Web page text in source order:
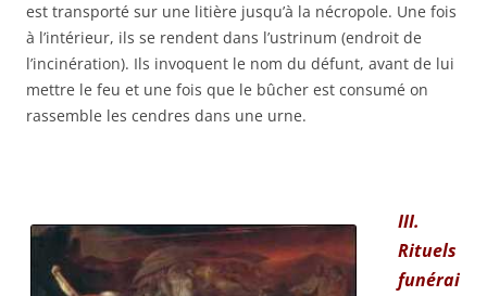
est transporté sur une litière jusqu’à la nécropole. Une fois
à l’intérieur, ils se rendent dans l’ustrinum (endroit de
l’incinération). Ils invoquent le nom du défunt, avant de lui
mettre le feu et une fois que le bûcher est consumé on
rassemble les cendres dans une urne.
III.
Rituels
funérai